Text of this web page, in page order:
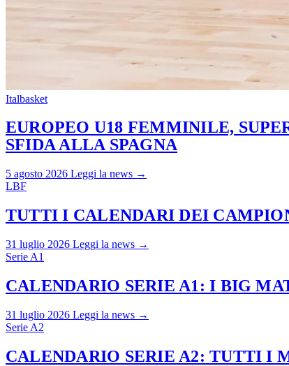
Italbasket
EUROPEO U18 FEMMINILE,
SFIDA ALLA SPAGNA
5 agosto 2026 Leggi la news →
LBF
TUTTI I CALENDARI DEI
31 luglio 2026 Leggi la news →
Serie A1
CALENDARIO SERIE A1: I BIG
31 luglio 2026 Leggi la news →
Serie A2
CALENDARIO SERIE A2: TUTTI I